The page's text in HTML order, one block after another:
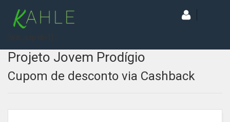
Projeto Jovem Prodígio
Cupom de desconto via Cashback